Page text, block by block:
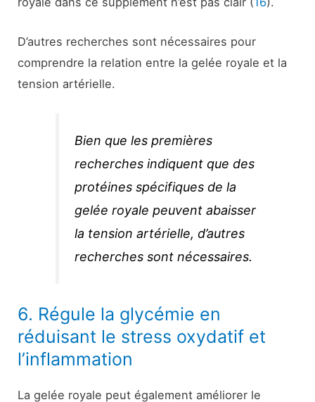
D’autres recherches sont nécessaires pour
comprendre la relation entre la gelée royale et la
tension artérielle.
Bien que les premières
recherches indiquent que des
protéines spécifiques de la
gelée royale peuvent abaisser
la tension artérielle, d’autres
recherches sont nécessaires.
6. Régule la glycémie en
réduisant le stress oxydatif et
l’inflammation
La gelée royale peut également améliorer le